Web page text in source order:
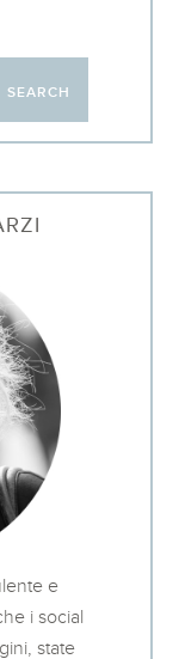
e
i social
state